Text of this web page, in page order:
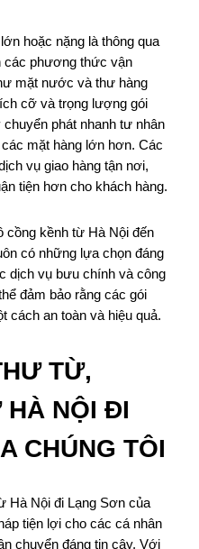
hoặc nặng là thông qua
các phương thức vận
mặt nước và thư hàng
cỡ và trọng lượng gói
phát nhanh tư nhân
mặt hàng lớn hơn. Các
vụ giao hàng tận nơi,
tiện hơn cho khách hàng.
cồng kềnh từ Hà Nội đến
có những lựa chọn đáng
dịch vụ bưu chính và công
đảm bảo rằng các gói
cách an toàn và hiệu quả.
TỪ,
HÀ NỘI ĐI
CHÚNG TÔI
Hà Nội đi Lạng Sơn của
tiện lợi cho các cá nhân
chuyển đáng tin cậy. Với